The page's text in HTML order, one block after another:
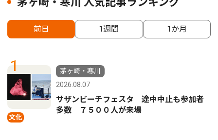
前日 1週間 1か月
1
文化
茅ヶ崎・寒川
2026.08.07
サザンビーチフェスタ 途中中止も参加者
多数 ７５００人が来場